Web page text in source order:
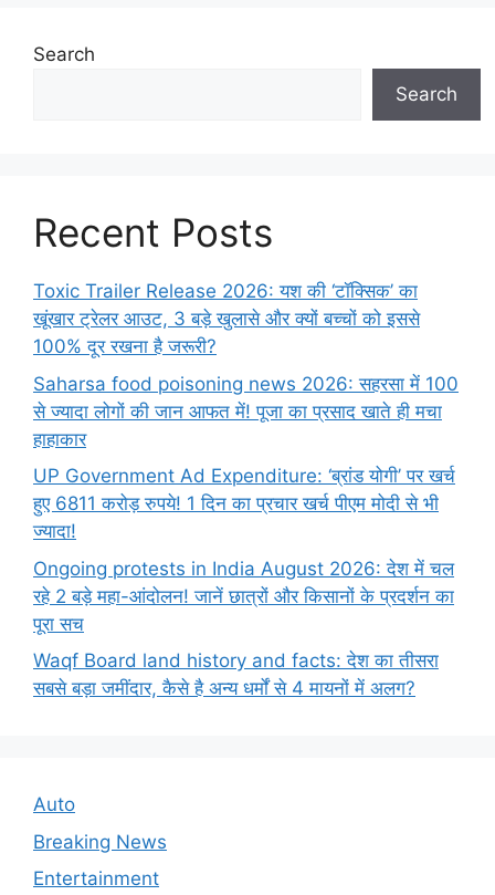
Search
Search
Recent Posts
Toxic Trailer Release 2026: यश की ‘टॉक्सिक’ का
खूंखार ट्रेलर आउट, 3 बड़े खुलासे और क्यों बच्चों को इससे
100% दूर रखना है जरूरी?
Saharsa food poisoning news 2026: सहरसा में 100
से ज्यादा लोगों की जान आफत में! पूजा का प्रसाद खाते ही मचा
हाहाकार
UP Government Ad Expenditure: ‘ब्रांड योगी’ पर खर्च
हुए 6811 करोड़ रुपये! 1 दिन का प्रचार खर्च पीएम मोदी से भी
ज्यादा!
Ongoing protests in India August 2026: देश में चल
रहे 2 बड़े महा-आंदोलन! जानें छात्रों और किसानों के प्रदर्शन का
पूरा सच
Waqf Board land history and facts: देश का तीसरा
सबसे बड़ा जमींदार, कैसे है अन्य धर्मों से 4 मायनों में अलग?
Auto
Breaking News
Entertainment